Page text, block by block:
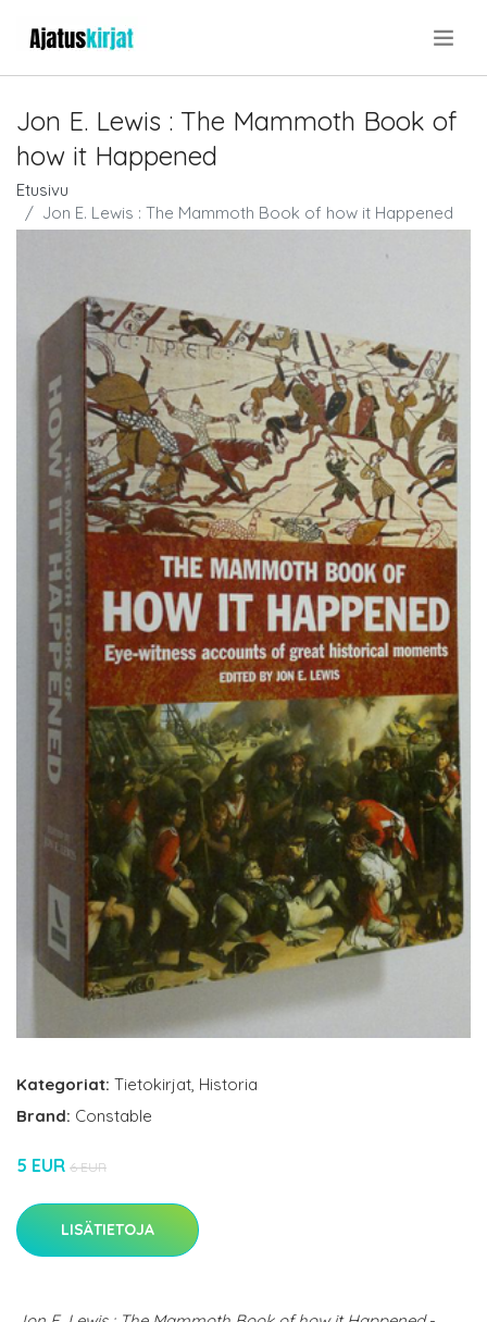
Jon E. Lewis : The Mammoth Book of
how it Happened
Etusivu
Jon E. Lewis : The Mammoth Book of how it Happened
Kategoriat: Tietokirjat Historia
Brand: Constable
5 EUR 6 EUR
LISÄTIETOJA